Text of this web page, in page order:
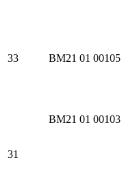
33 BM21 01 00105
31
BM21 01 00103